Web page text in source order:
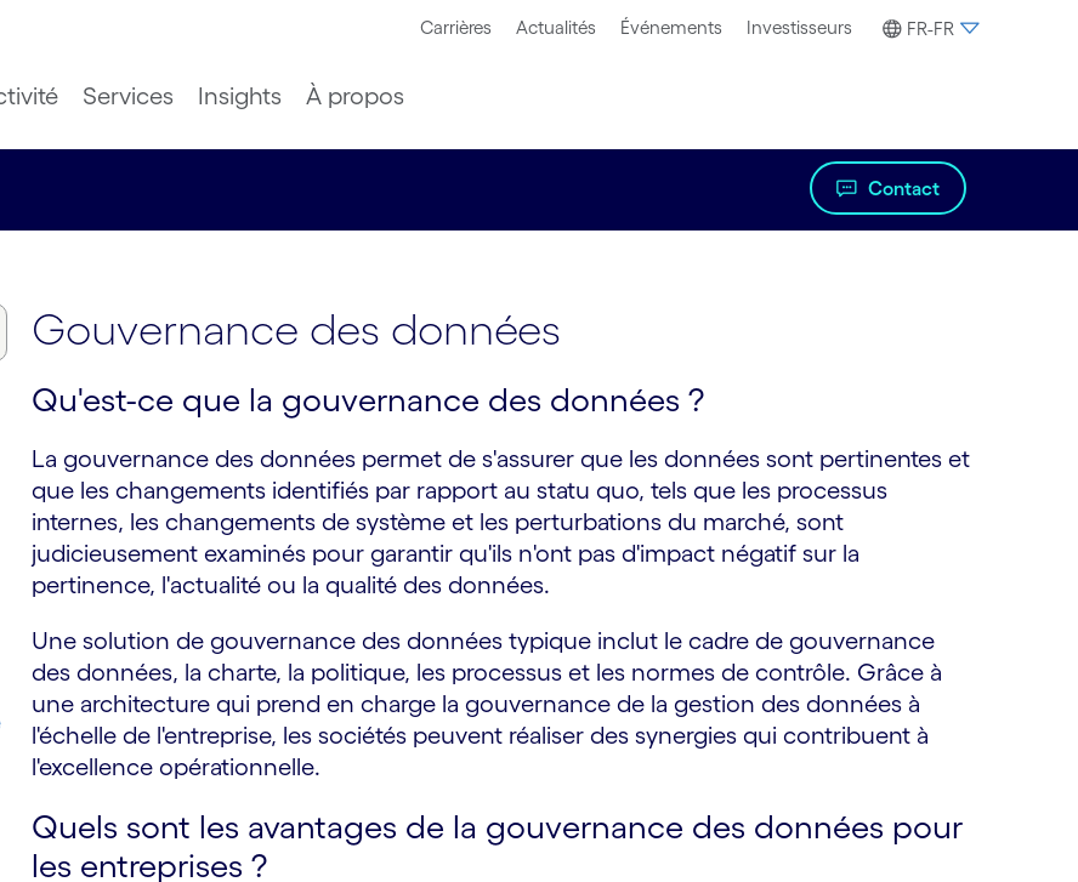
Carrières Actualités Événements Investisseurs FR-FR
Services Insights À propos
Contact
Gouvernance des données
Qu'est-ce que la gouvernance des données ?
La gouvernance des données permet de s'assurer que les données sont pertinentes et
que les changements identifiés par rapport au statu quo, tels que les processus
internes, les changements de système et les perturbations du marché, sont
judicieusement examinés pour garantir qu'ils n'ont pas d'impact négatif sur la
pertinence, l'actualité ou la qualité des données.
Une solution de gouvernance des données typique inclut le cadre de gouvernance
des données, la charte, la politique, les processus et les normes de contrôle. Grâce à
une architecture qui prend en charge la gouvernance de la gestion des données à
l'échelle de l'entreprise, les sociétés peuvent réaliser des synergies qui contribuent à
l'excellence opérationnelle.
Quels sont les avantages de la gouvernance des données pour
les entreprises ?